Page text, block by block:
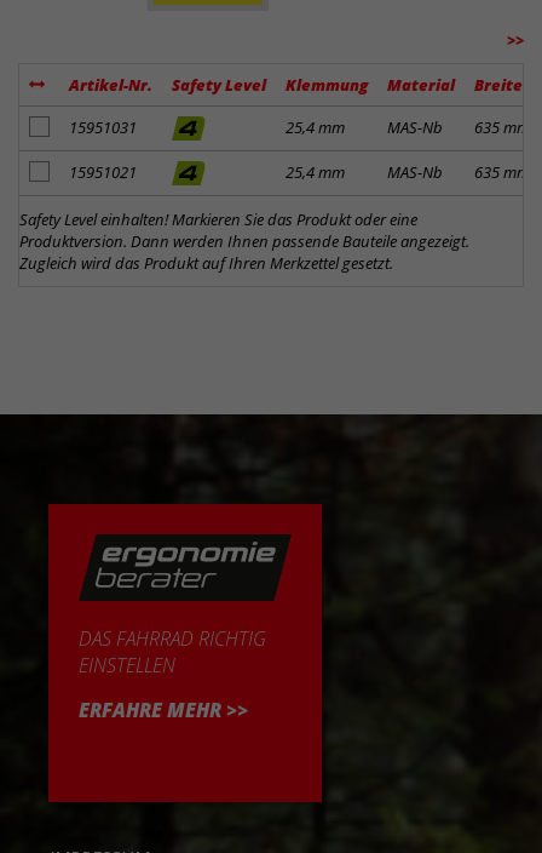
>>
Artikel-Nr. Safety Level Klemmung Material
Breite
Artikel zum Merkzettel hinzufügen
15951031 25,4 mm MAS-Nb 635 mm
Artikel zum Merkzettel hinzufügen
15951021 25,4 mm MAS-Nb 635 mm
Safety Level einhalten! Markieren Sie das Produkt oder eine
Produktversion. Dann werden Ihnen passende Bauteile angezeigt.
Zugleich wird das Produkt auf Ihren Merkzettel gesetzt.
DAS FAHRRAD RICHTIG
EINSTELLEN
ERFAHRE MEHR >>